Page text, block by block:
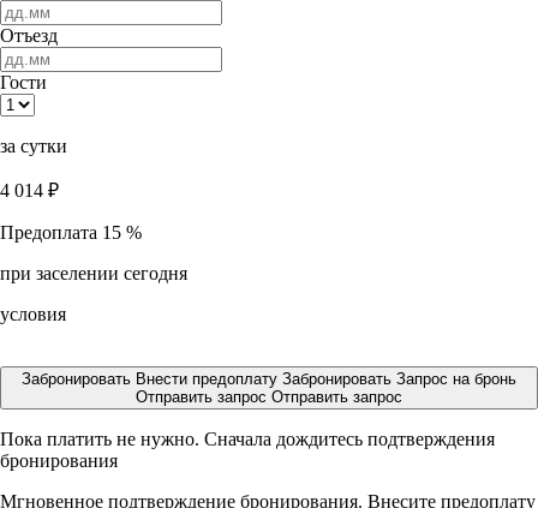
Отъезд
Гости
за сутки
4 014 ₽
Предоплата 15 %
при заселении сегодня
условия
Забронировать Внести предоплату Забронировать Запрос на бронь
Отправить запрос Отправить запрос
Пока платить не нужно. Сначала дождитесь подтверждения
бронирования
Мгновенное подтверждение бронирования. Внесите предоплату